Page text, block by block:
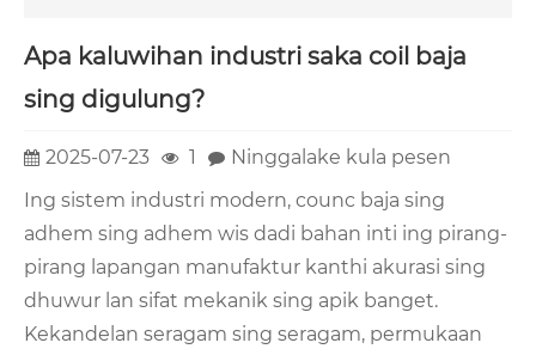
Apa kaluwihan industri saka coil baja
sing digulung?
2025-07-23 1
Ninggalake kula pesen
Ing sistem industri modern, counc baja sing
adhem sing adhem wis dadi bahan inti ing pirang-
pirang lapangan manufaktur kanthi akurasi sing
dhuwur lan sifat mekanik sing apik banget.
Kekandelan seragam sing seragam, permukaan